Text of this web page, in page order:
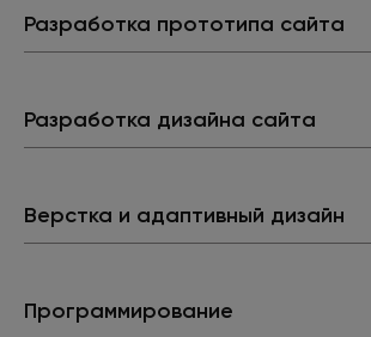
Разработка прототипа сайта
Разработка дизайна сайта
Верстка и адаптивный дизайн
Программирование